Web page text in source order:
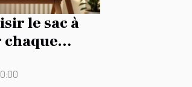
le sac à
chaque